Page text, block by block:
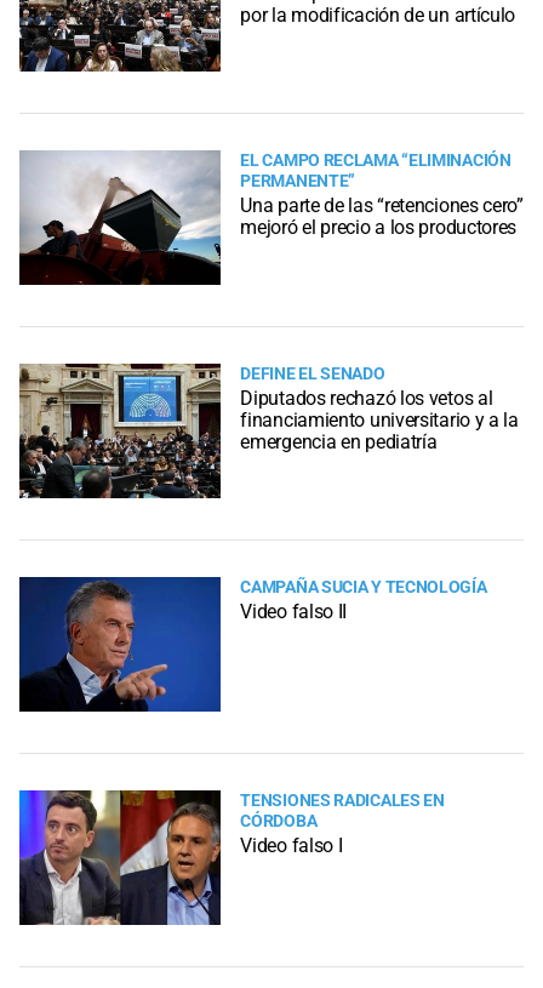
por la modificación de un artículo
EL CAMPO RECLAMA “ELIMINACIÓN
PERMANENTE”
Una parte de las “retenciones cero”
mejoró el precio a los productores
DEFINE EL SENADO
Diputados rechazó los vetos al
financiamiento universitario y a la
emergencia en pediatría
CAMPAÑA SUCIA Y TECNOLOGÍA
Video falso II
TENSIONES RADICALES EN
CÓRDOBA
Video falso I